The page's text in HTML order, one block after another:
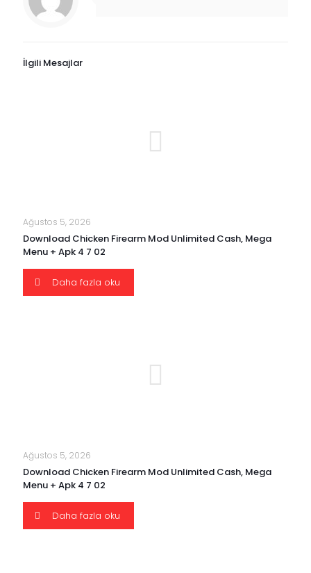
İlgili Mesajlar
Ağustos 5, 2026
Download Chicken Firearm Mod Unlimited Cash, Mega
Menu + Apk 4 7 02
Daha fazla oku
Ağustos 5, 2026
Download Chicken Firearm Mod Unlimited Cash, Mega
Menu + Apk 4 7 02
Daha fazla oku